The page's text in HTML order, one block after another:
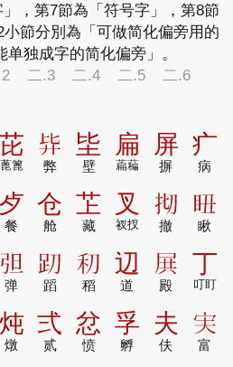
，第7節為「符号字」，第8節
節分別為「可做简化偏旁用的
独成字的简化偏旁」。
二.3 二.4 二.5
二.6
芘
蓖篦
𰐉
弊
坒
壁
扁
萹藊
屏
摒
疒
病
歺
餐
仓
舱
䒙
藏
叉
衩扠
𢪃
撤
𥄨
瞅
𰐔
弹
𰸁
蹈
𰨛
稻
辺
道
𡱒
殿
丁
叮盯
炖
燉
弍
贰
忿
愤
孚
孵
夫
伕
𫲷
富